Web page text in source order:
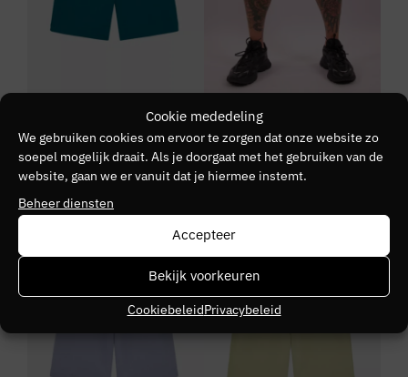
Cookie mededeling
We gebruiken cookies om ervoor te zorgen dat onze website zo
soepel mogelijk draait. Als je doorgaat met het gebruiken van de
website, gaan we er vanuit dat je hiermee instemt.
Beheer diensten
Accepteer
Bekijk voorkeuren
CookiebeleidPrivacybeleid
Lyle & Scott Plain
Sweatshort
€60,00€36,00
LYLE & SCOTT
Lyle & Scott Plain Swim
Short
€55,00€33,00
SALE SALE